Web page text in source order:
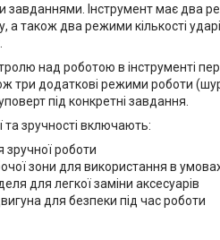
завданнями. Інструмент має два
а також два режими кількості
над роботою в інструменті
три додаткові режими роботи
під конкретні завдання.
та зручності включають:
зручної роботи
зони для використання в
для легкої заміни аксесуарів
для безпеки під час роботи